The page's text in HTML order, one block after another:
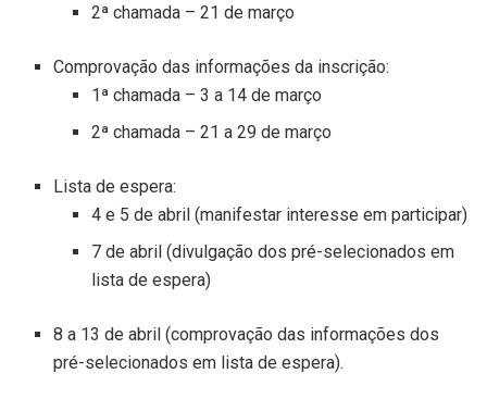
2ª chamada – 21 de março
Comprovação das informações da inscrição:
1ª chamada – 3 a 14 de março
2ª chamada – 21 a 29 de março
Lista de espera:
4 e 5 de abril (manifestar interesse em participar)
7 de abril (divulgação dos pré-selecionados em
lista de espera)
8 a 13 de abril (comprovação das informações dos
pré-selecionados em lista de espera).